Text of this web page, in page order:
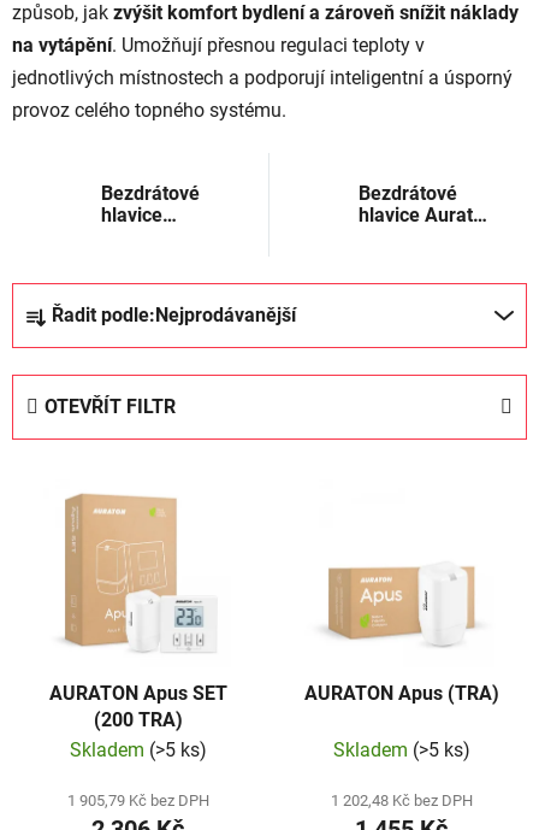
způsob, jak zvýšit komfort bydlení a zároveň snížit náklady
na vytápění. Umožňují přesnou regulaci teploty v
jednotlivých místnostech a podporují inteligentní a úsporný
provoz celého topného systému.
Bezdrátové
hlavice
Bezdrátové
hlavice Auraton
Řadit podle: Nejprodávanější
OTEVŘÍT FILTR
AURATON Apus SET
(200 TRA)
Skladem (>5 ks)
1 905,79 Kč bez DPH
AURATON Apus (TRA)
Skladem (>5 ks)
1 202,48 Kč bez DPH